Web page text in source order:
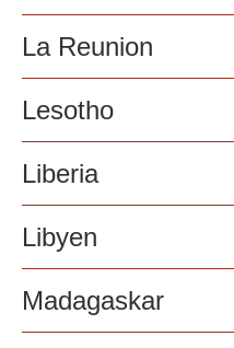
La Reunion
Lesotho
Liberia
Libyen
Madagaskar